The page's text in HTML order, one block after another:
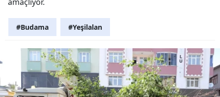
#Budama #Yeşilalan